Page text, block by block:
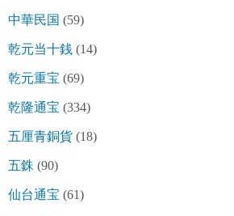
中華民国 (59)
乾元当十銭 (14)
乾元重宝 (69)
乾隆通宝 (334)
五厘青銅貨 (18)
五銖 (90)
仙台通宝 (61)